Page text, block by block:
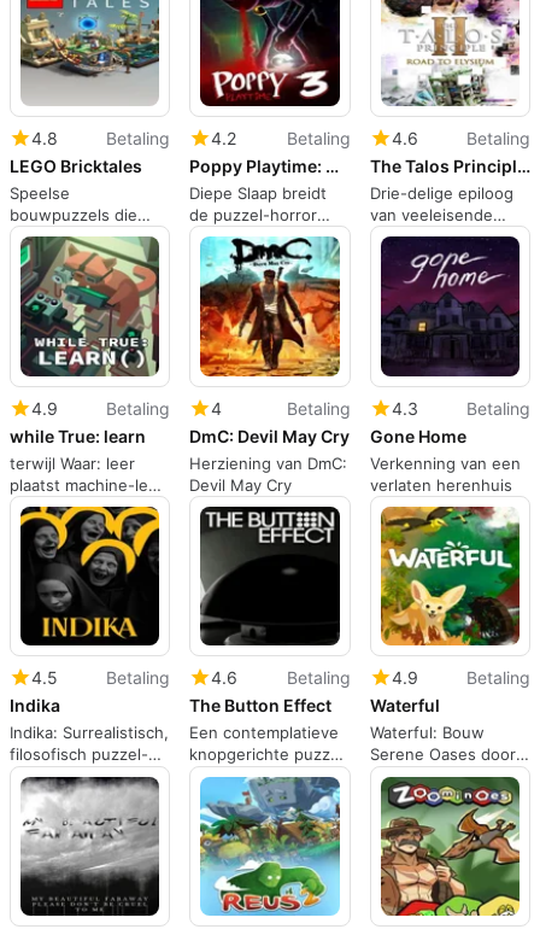
perspectieven test
4.8
Betaling
LEGO Bricktales
Speelse
bouwpuzzels die
LEGO behandelen
als een echte toolkit
4.2
Betaling
Poppy Playtime: Chapter 3 - Deep Sleep
Diepe Slaap breidt
de puzzel-horror
scope van Poppy
Playtime uit
4.6
Betaling
The Talos Principle II: Road to Elysium
Drie-delige epiloog
van veeleisende
puzzels en
filosofische afsluiting
4.9
Betaling
while True: learn
terwijl Waar: leer
plaatst machine-leer
puzzels in een
speelse simulator
4
Betaling
DmC: Devil May Cry
Herziening van DmC:
Devil May Cry
4.3
Betaling
Gone Home
Verkenning van een
verlaten herenhuis
4.5
Betaling
Indika
Indika: Surrealistisch,
filosofisch puzzel-
avontuur met zwarte
humor en
surrealistische
architectuur
4.6
Betaling
The Button Effect
Een contemplatieve
knopgerichte puzzel
die zich afspeelt in
een verweven
museum
4.9
Betaling
Waterful
Waterful: Bouw
Serene Oases door
Woestijnrivieren te
Vormen